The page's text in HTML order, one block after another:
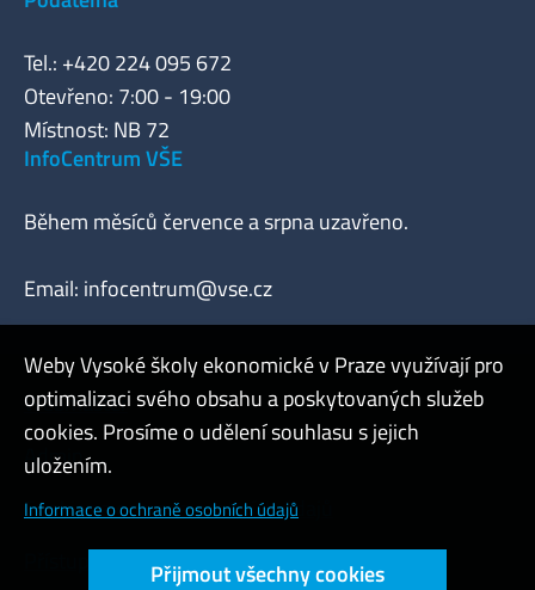
Tel.: +420 224 095 672
Otevřeno: 7:00 - 19:00
Místnost: NB 72
InfoCentrum VŠE
Během měsíců července a srpna uzavřeno.
Email: infocentrum@vse.cz
Webmaster
Admin
Cookies a ochrana osobních údajů
Přístupnost webu
Weby Vysoké školy ekonomické v Praze využívají pro
optimalizaci svého obsahu a poskytovaných služeb
cookies. Prosíme o udělení souhlasu s jejich
uložením.
Informace o ochraně osobních údajů
Přijmout všechny cookies